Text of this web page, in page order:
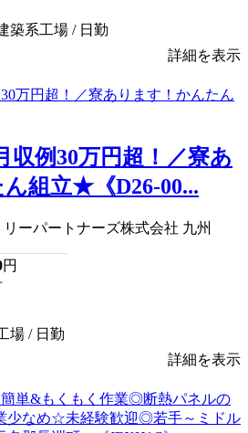
築系工場 / 日勤
詳細を表示
収例30万円超！／寮あ
組立★《D26-00...
ーパートナーズ株式会社 九州
円
場 / 日勤
詳細を表示